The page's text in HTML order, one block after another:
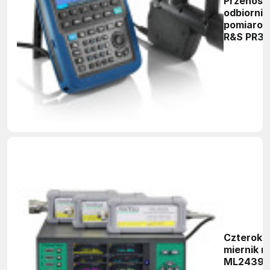
odbiornik
R&S
miernik